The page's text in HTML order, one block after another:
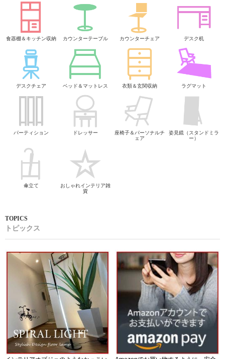
食器棚＆キッチン収納 カウンターテーブル カウンターチェア デスク机
デスクチェア ベッド＆マットレス 衣類＆玄関収納 ラグマット
パーティション ドレッサー
座椅子＆パーソナルチ
ェア
姿見鏡（スタンドミラ
ー）
傘立て
おしゃれインテリア雑
貨
トピックス